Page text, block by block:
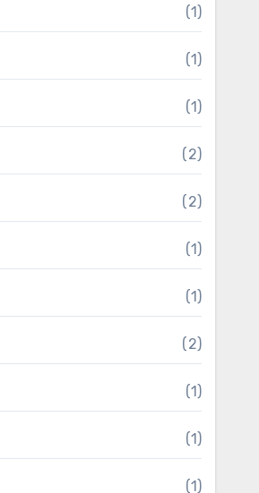
(1)
(1)
(1)
(2)
(2)
(1)
(1)
(2)
(1)
(1)
(1)